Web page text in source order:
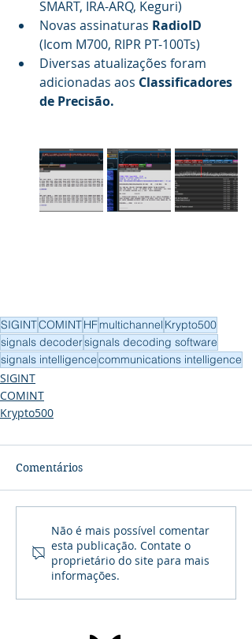
SMART, IRA-ARQ, Keguri)
Novas assinaturas RadioID
(Icom M700, RIPR PT-100Ts)
Diversas atualizações foram
adicionadas aos Classificadores
de Precisão.
SIGINTCOMINTHFmultichannel Krypto500
signals decodersignals decoding software
signals intelligencecommunications intelligence
SIGINT
COMINT
Krypto500
Comentários
Não é mais possível comentar
esta publicação. Contate o
proprietário do site para mais
informações.